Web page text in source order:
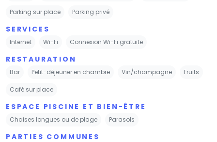
Parking sur place Parking privé
SERVICES
Internet Wi-Fi Connexion Wi-Fi gratuite
RESTAURATION
Bar Petit-déjeuner en chambre Vin/champagne Fruits
Café sur place
ESPACE PISCINE ET BIEN-ÊTRE
Chaises longues ou de plage Parasols
PARTIES COMMUNES